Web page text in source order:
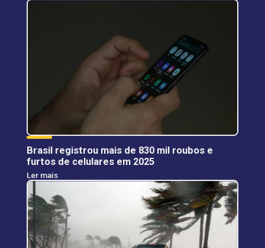
Brasil registrou mais de 830 mil roubos e
furtos de celulares em 2025
Ler mais